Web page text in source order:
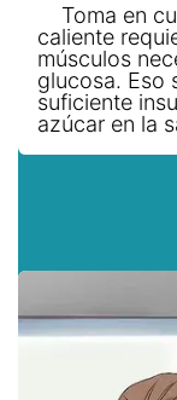
Toma en
caliente
músculos
glucosa. Eso
suficiente
azúcar en la